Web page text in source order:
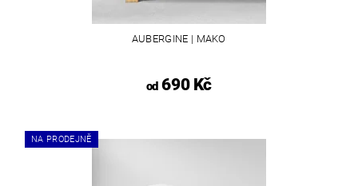
AUBERGINE | MAKO
od690 Kč
NA PRODEJNĚ